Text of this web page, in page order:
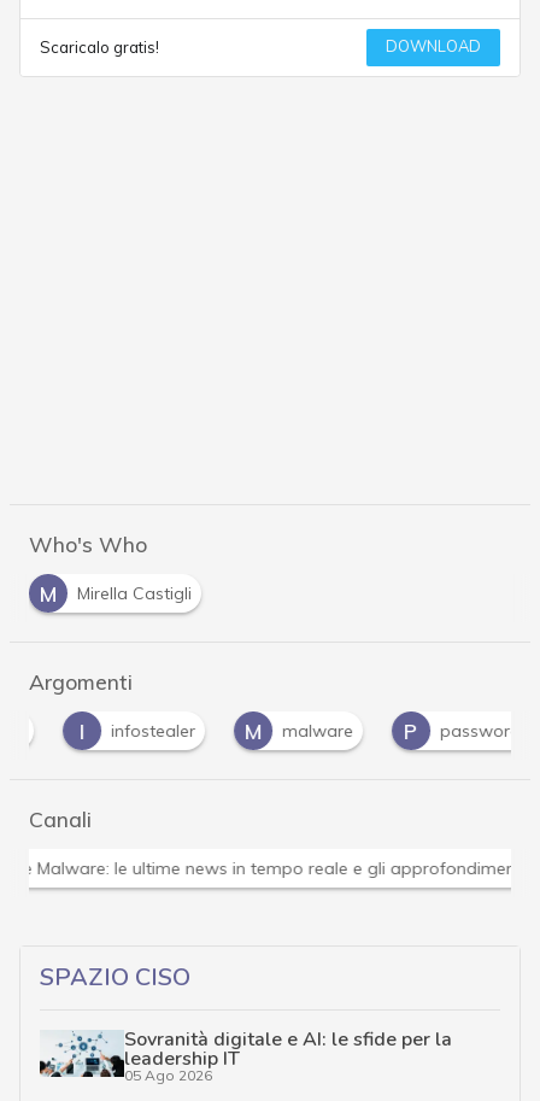
Scaricalo gratis! DOWNLOAD
Who's Who
M
Mirella Castigli
Argomenti
infostealer malware password
Canali
Attacchi hacker e Malware: le ultime news in tempo
SPAZIO CISO
Sovranità digitale e AI: le sfide per la
leadership IT
05 Ago 2026